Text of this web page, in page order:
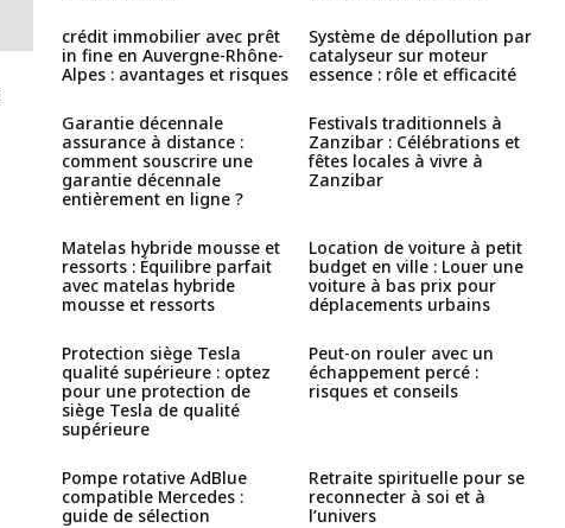
crédit immobilier avec prêt
in fine en Auvergne-Rhône-
Alpes : avantages et risques
Système de dépollution par
catalyseur sur moteur
essence : rôle et efficacité
Garantie décennale
assurance à distance :
comment souscrire une
garantie décennale
entièrement en ligne ?
Festivals traditionnels à
Zanzibar : Célébrations et
fêtes locales à vivre à
Zanzibar
Matelas hybride mousse et
ressorts : Équilibre parfait
avec matelas hybride
mousse et ressorts
Location de voiture à petit
budget en ville : Louer une
voiture à bas prix pour
déplacements urbains
Protection siège Tesla
qualité supérieure : optez
pour une protection de
siège Tesla de qualité
supérieure
Peut-on rouler avec un
échappement percé :
risques et conseils
Pompe rotative AdBlue
compatible Mercedes :
guide de sélection
Retraite spirituelle pour se
reconnecter à soi et à
l’univers